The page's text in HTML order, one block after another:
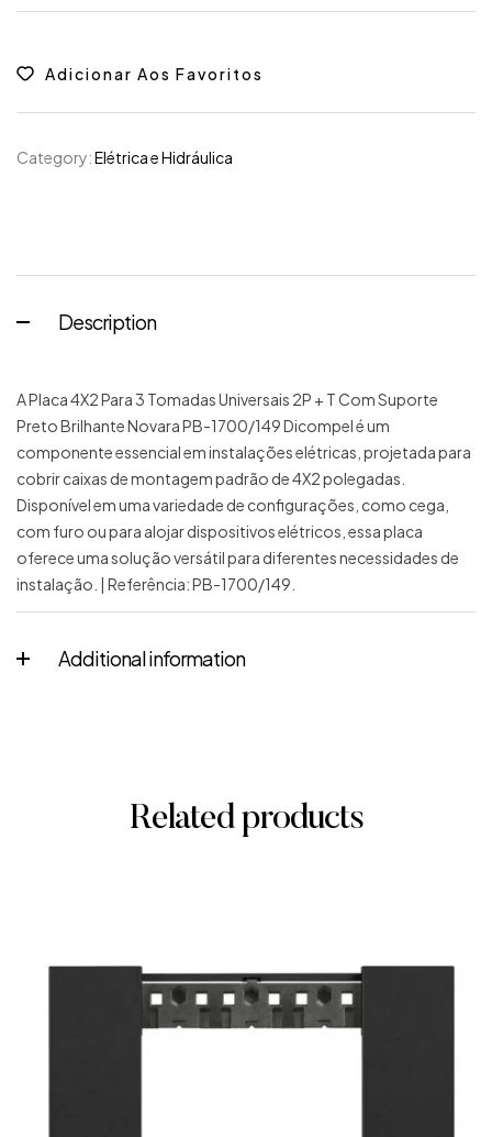
Adicionar Aos Favoritos
Category:Elétrica e Hidráulica
Description
A Placa 4X2 Para 3 Tomadas Universais 2P + T Com Suporte
Preto Brilhante Novara PB-1700/149 Dicompel é um
componente essencial em instalações elétricas, projetada para
cobrir caixas de montagem padrão de 4X2 polegadas.
Disponível em uma variedade de configurações, como cega,
com furo ou para alojar dispositivos elétricos, essa placa
oferece uma solução versátil para diferentes necessidades de
instalação. | Referência: PB-1700/149.
Additional information
Related products